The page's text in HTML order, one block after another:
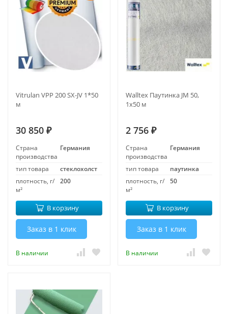
Vitrulan VPP 200 SX-JV 1*50
м
30 850 ₽
Страна
производства
Германия
тип товара
стеклохолст
плотность, г/
м²
200
В корзину
Заказ в 1 клик
В наличии
Walltex Паутинка JM 50,
1х50 м
2 756 ₽
Страна
производства
Германия
тип товара
паутинка
плотность, г/
м²
50
В корзину
Заказ в 1 клик
В наличии